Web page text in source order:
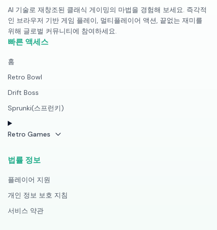
AI 기술로 재창조된 클래식 게이밍의 마법을 경험해 보세요. 즉각적
인 브라우저 기반 게임 플레이, 멀티플레이어 액션, 끝없는 재미를
위해 글로벌 커뮤니티에 참여하세요.
빠른 액세스
홈
Retro Bowl
Drift Boss
Sprunki(스프런키)
Retro Games
법률 정보
플레이어 지원
개인 정보 보호 지침
서비스 약관